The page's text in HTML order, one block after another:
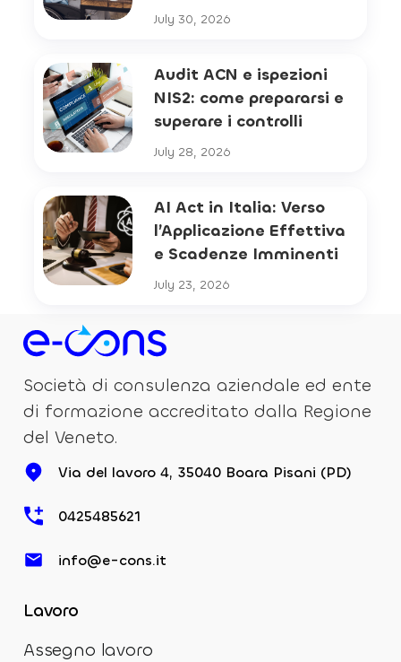
July 30, 2026
Audit ACN e ispezioni
NIS2: come prepararsi e
superare i controlli
July 28, 2026
AI Act in Italia: Verso
l’Applicazione Effettiva
e Scadenze Imminenti
July 23, 2026
Società di consulenza aziendale ed ente
di formazione accreditato dalla Regione
del Veneto.
Via del lavoro 4, 35040 Boara Pisani (PD)
0425485621
info@e-cons.it
Lavoro
Assegno lavoro